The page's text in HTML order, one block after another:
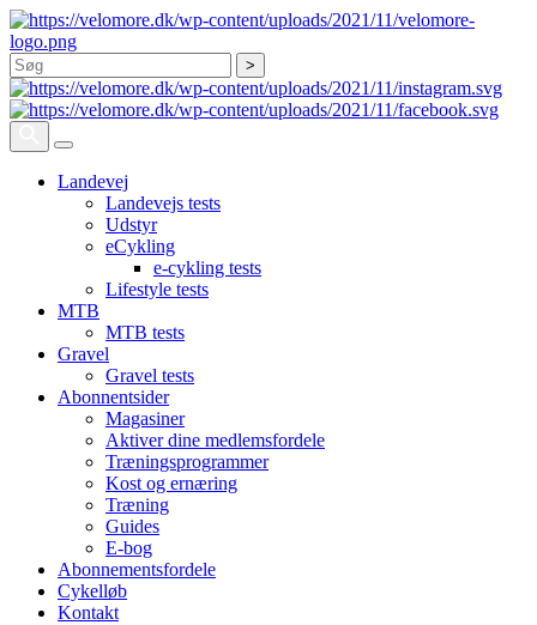
Søg
Landevej
Landevejs tests
Udstyr
eCykling
e-cykling tests
Lifestyle tests
MTB
MTB tests
Gravel
Gravel tests
Abonnentsider
Magasiner
Aktiver dine medlemsfordele
Træningsprogrammer
Kost og ernæring
Træning
Guides
E-bog
Abonnementsfordele
Cykelløb
Kontakt